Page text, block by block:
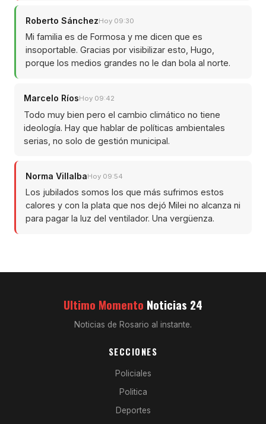
Roberto SánchezHoy 09:30
Mi familia es de Formosa y me dicen que es
insoportable. Gracias por visibilizar esto, Hugo,
porque los medios grandes no le dan bola al norte.
Marcelo RíosHoy 09:42
Todo muy bien pero el cambio climático no tiene
ideología. Hay que hablar de políticas ambientales
serias, no solo de gestión municipal.
Norma VillalbaHoy 09:54
Los jubilados somos los que más sufrimos estos
calores y con la plata que nos dejó Milei no alcanza ni
para pagar la luz del ventilador. Una vergüenza.
Ultimo Momento Noticias 24
Noticias de Rosario al instante.
SECCIONES
Policiales
Politica
Deportes